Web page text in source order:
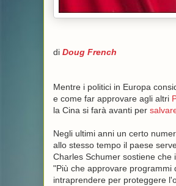
di Doug French
Mentre i politici in Europa
e come far approvare agli altri
la Cina si farà avanti per
Negli ultimi anni un certo
allo stesso tempo il paese
Charles Schumer sostiene che
"Più che approvare programmi
intraprendere per proteggere